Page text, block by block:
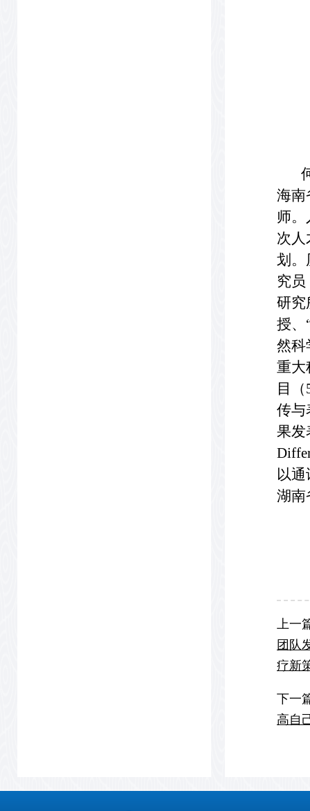
何
海南
师
次人
划。
究员
研究
授、
然科
重大
目
传与
果发
以
湖南
上一
团队
疗新
下一
高自